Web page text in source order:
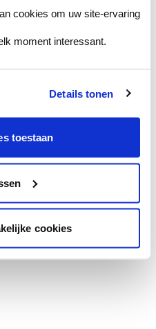
cookies om uw site-ervaring
moment interessant.
Details tonen
toestaan
cookies
om kleuren te
basis van de lichtinval
check-up